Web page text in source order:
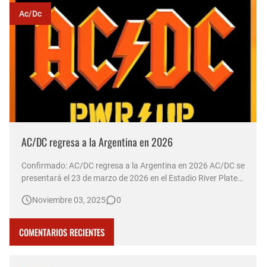
Ac/dc
AC/DC regresa a la Argentina en 2026
Confirmado: AC/DC regresa a la Argentina en 2026 AC/DC se
presentará el 23 de marzo de 2026 en el Estadio River Plate
Tour". Las entradas saldrán a la venta el 7 de noviembre a
Noviembre 03, 2025 0
COMENTARIOS RECIENTES